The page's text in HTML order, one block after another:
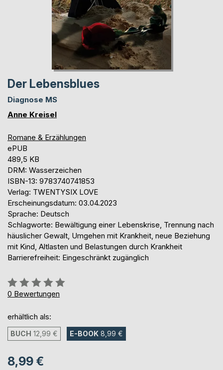
Der Lebensblues
Diagnose MS
Anne Kreisel
Romane & Erzählungen
ePUB
489,5 KB
DRM: Wasserzeichen
ISBN-13: 9783740741853
Verlag: TWENTYSIX LOVE
Erscheinungsdatum: 03.04.2023
Sprache: Deutsch
Schlagworte: Bewältigung einer Lebenskrise, Trennung nach
häuslicher Gewalt, Umgehen mit Krankheit, neue Beziehung
mit Kind, Altlasten und Belastungen durch Krankheit
Barrierefreiheit: Eingeschränkt zugänglich
Bewertung::
0%
0 Bewertungen
erhältlich als:
BUCH 12,99 € E-BOOK 8,99 €
8,99 €